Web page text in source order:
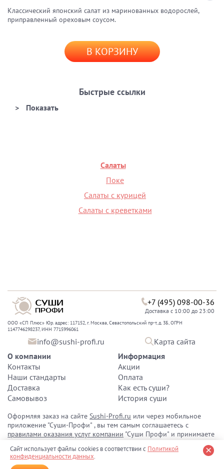
Классический японский салат из маринованных водорослей,
приправленный ореховым соусом.
В КОРЗИНУ
Быстрые ссылки
Салаты
Поке
Салаты с курицей
Салаты с креветками
+7 (495) 098-00-36
Доставка с 10:00 до 23:00
ООО «СП Плюс» Юр. адрес: 117152, г. Москва, Севастопольский пр-т, д. 3Б, ОГРН
1147746298237, ИНН 7715996061
info@sushi-profi.ru
Карта сайта
О компании
Контакты
Наши стандарты
Доставка
Самовывоз
Информация
Акции
Оплата
Как есть суши?
История суши
Оформляя заказ на сайтеSushi-Profi.ru или через мобильное
приложение "Суши-Профи" , вы тем самым соглашаетесь с
правилами оказания услуг компании "Суши Профи" и принимаете
Сайт использует файлы cookies в соответствии с Политикой
конфиденциальности данных.